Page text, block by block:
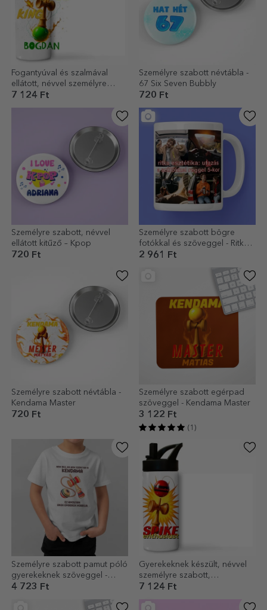
Fogantyúval és szalmával
ellátott, névvel személyre
szabott termosz gyerekeknek
7 124 Ft
Személyre szabott névtábla -
67 Six Seven Bubbly
720 Ft
Személyre szabott, névvel
ellátott kitűző – Kpop
720 Ft
Személyre szabott bögre
fotókkal és szöveggel - Ritka
esztétika
2 961 Ft
Személyre szabott névtábla -
Kendama Master
720 Ft
Személyre szabott egérpad
szöveggel - Kendama Master
3 122 Ft
(1)
Személyre szabott pamut póló
gyerekeknek szöveggel -
Okos hobbi
4 723 Ft
Gyerekeknek készült, névvel
személyre szabott,
fogantyúval és szívószállal
7 124 Ft